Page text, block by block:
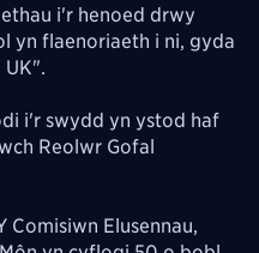
i'r henoed drwy
yn flaenoriaeth i ni, gyda
UK".
i'r swydd yn ystod haf
Reolwr Gofal
Elusennau,